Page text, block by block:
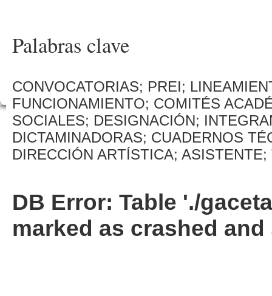
Palabras clave
CONVOCATORIAS; PREI;
FUNCIONAMIENTO; COMITÉS
SOCIALES; DESIGNACIÓN;
DICTAMINADORAS; CUADERNOS
DIRECCIÓN ARTÍSTICA;
DB Error: Table './
marked as crashed